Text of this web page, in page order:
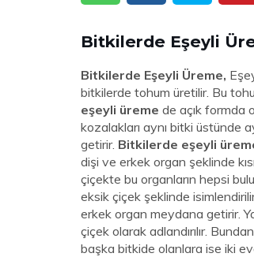
Bitkilerde Eşeyli
Bitkilerde Eşeyli Üreme,
bitkilerde tohum üretilir. Bu
eşeyli üreme de açık formda
kozalakları aynı bitki üstünde
getirir. Bitkilerde eşeyli
dişi ve erkek organ şeklinde
çiçekte bu organların hepsi
eksik çiçek şeklinde
erkek organ meydana getirir.
çiçek olarak adlandırılır.
başka bitkide olanlara ise iki